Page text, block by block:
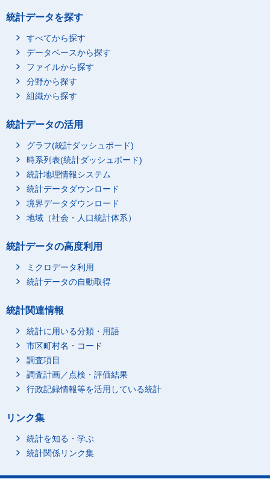
統計データを探す
すべてから探す
データベースから探す
ファイルから探す
分野から探す
組織から探す
統計データの活用
グラフ(統計ダッシュボード)
時系列表(統計ダッシュボード)
統計地理情報システム
統計データダウンロード
境界データダウンロード
地域（社会・人口統計体系）
統計データの高度利用
ミクロデータ利用
統計データの自動取得
統計関連情報
統計に用いる分類・用語
市区町村名・コード
調査項目
調査計画／点検・評価結果
行政記録情報等を活用している統計
リンク集
統計を知る・学ぶ
統計関係リンク集